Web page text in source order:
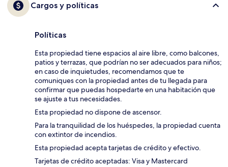
Cargos y políticas
Políticas
Esta propiedad tiene espacios al aire libre, como balcones,
patios y terrazas, que podrían no ser adecuados para niños;
en caso de inquietudes, recomendamos que te
comuniques con la propiedad antes de tu llegada para
confirmar que puedas hospedarte en una habitación que
se ajuste a tus necesidades.
Esta propiedad no dispone de ascensor.
Para la tranquilidad de los huéspedes, la propiedad cuenta
con extintor de incendios.
Esta propiedad acepta tarjetas de crédito y efectivo.
Tarjetas de crédito aceptadas: Visa y Mastercard